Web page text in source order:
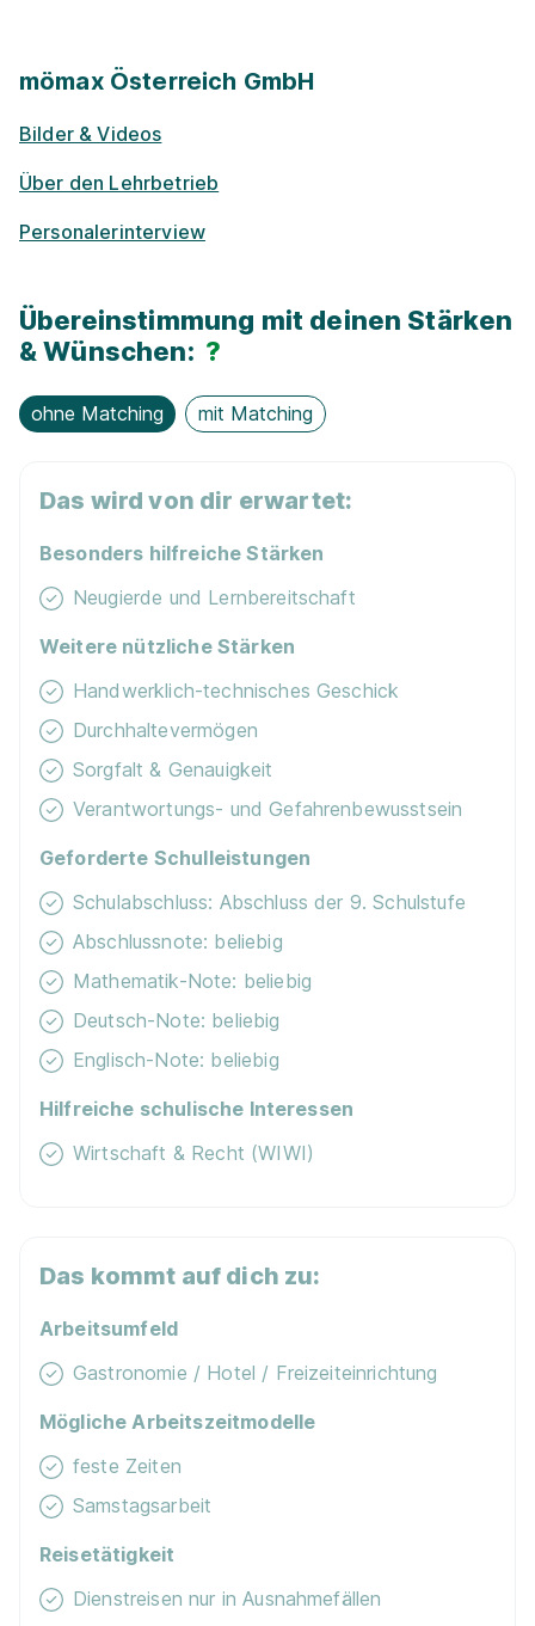
Park­plätze
Frei­zeit­an­ge­bo­te
Kostenloses WLAN
mömax Österreich GmbH
Bilder & Videos
Über den Lehrbetrieb
Personalerinterview
Übereinstimmung mit deinen Stärken
& Wünschen: ?
ohne Matching mit Matching
Das wird von dir erwartet:
Besonders hilfreiche Stärken
Neugierde und Lernbereitschaft
Weitere nützliche Stärken
Handwerklich-technisches Geschick
Durchhaltevermögen
Sorgfalt & Genauigkeit
Verantwortungs- und Gefahrenbewusstsein
Geforderte Schulleistungen
Schulabschluss: Abschluss der 9. Schulstufe
Abschlussnote: beliebig
Mathematik-Note: beliebig
Deutsch-Note: beliebig
Englisch-Note: beliebig
Hilfreiche schulische Interessen
Wirtschaft & Recht (WIWI)
Das kommt auf dich zu:
Arbeitsumfeld
Gastronomie / Hotel / Freizeiteinrichtung
Mögliche Arbeitszeitmodelle
feste Zeiten
Samstagsarbeit
Reisetätigkeit
Dienstreisen nur in Ausnahmefällen